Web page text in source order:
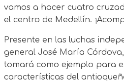
vamos a hacer cuatro
el centro de Medellín.
Presente en las luchas
general José María
tomará como ejemplo para
características del